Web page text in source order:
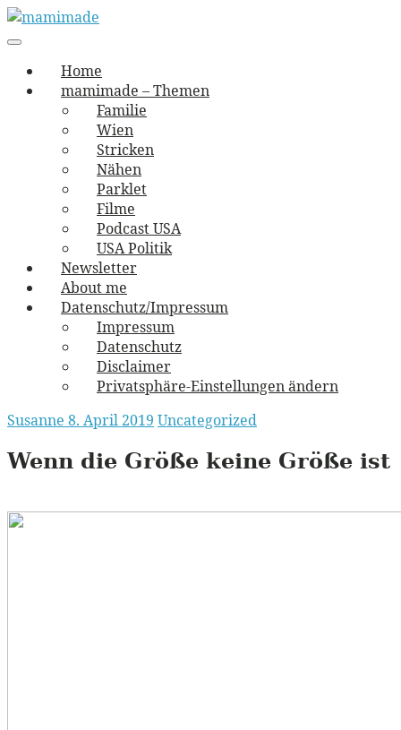
Skip
to
mamimade
vernäht und zugetextet
navigation
Menu
Home
mamimade – Themen
Familie
Wien
Stricken
Nähen
Parklet
Filme
Podcast USA
USA Politik
Newsletter
About me
Datenschutz/Impressum
Impressum
Datenschutz
Disclaimer
Privatsphäre-Einstellungen ändern
Susanne 8. April 2019 Uncategorized
Wenn die Größe keine Größe ist